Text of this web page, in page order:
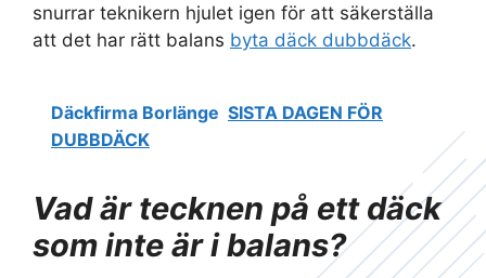
snurrar teknikern hjulet igen för att säkerställa
att det har rätt balans byta däck dubbdäck.
Däckfirma Borlänge SISTA DAGEN FÖR
DUBBDÄCK
Vad är tecknen på ett däck
som inte är i balans?